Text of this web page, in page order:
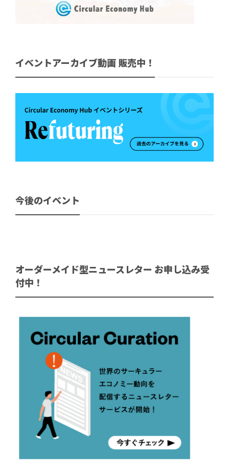
イベントアーカイブ動画 販売中！
今後のイベント
オーダーメイド型ニュースレター お申し込み受
付中！